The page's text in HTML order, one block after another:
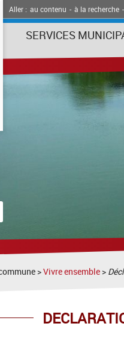
Aller : au contenu - à la recherche -
SERVICES
>Vivre ensemble >